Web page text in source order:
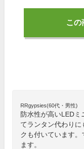
この
RRgypsies(60代・男性)
防水性が高いLEDミ
てランタン代わり
クも付いています。
ます。